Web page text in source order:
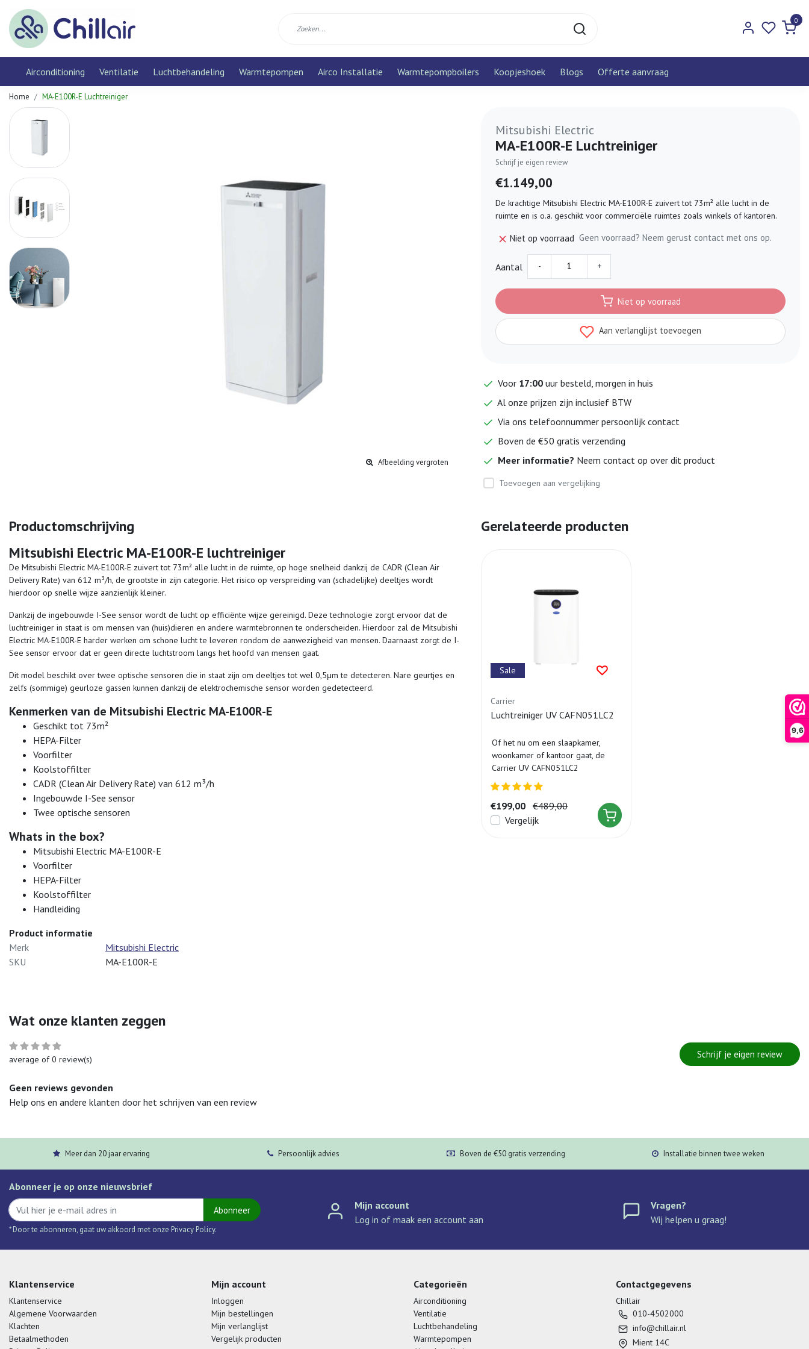
9,6
0
Airconditioning Ventilatie Luchtbehandeling Warmtepompen Airco Installatie Warmtepompboilers Koopjeshoek Blogs Offerte aanvraag
Home MA-E100R-E Luchtreiniger
Afbeelding vergroten
Mitsubishi Electric
MA-E100R-E Luchtreiniger
Schrijf je eigen review
€1.149,00
De krachtige Mitsubishi Electric MA-E100R-E zuivert tot 73m² alle lucht in de
ruimte en is o.a. geschikt voor commerciële ruimtes zoals winkels of kantoren.
Niet op voorraad Geen voorraad? Neem gerust contact met ons op.
Aantal - +
Niet op voorraad
Aan verlanglijst toevoegen
Voor 17:00 uur besteld, morgen in huis
Al onze prijzen zijn inclusief BTW
Via ons telefoonnummer persoonlijk contact
Boven de €50 gratis verzending
Meer informatie? Neem contact op over dit product
Toevoegen aan vergelijking
Productomschrijving
Mitsubishi Electric MA-E100R-E luchtreiniger
De Mitsubishi Electric MA-E100R-E zuivert tot 73m² alle lucht in de ruimte, op hoge snelheid dankzij de CADR (Clean Air
Delivery Rate) van 612 m³/h, de grootste in zijn categorie. Het risico op verspreiding van (schadelijke) deeltjes wordt
hierdoor op snelle wijze aanzienlijk kleiner.
Dankzij de ingebouwde I-See sensor wordt de lucht op efficiënte wijze gereinigd. Deze technologie zorgt ervoor dat de
luchtreiniger in staat is om mensen van (huis)dieren en andere warmtebronnen te onderscheiden. Hierdoor zal de Mitsubishi
Electric MA-E100R-E harder werken om schone lucht te leveren rondom de aanwezigheid van mensen. Daarnaast zorgt de I-
See sensor ervoor dat er geen directe luchtstroom langs het hoofd van mensen gaat.
Dit model beschikt over twee optische sensoren die in staat zijn om deeltjes tot wel 0,5μm te detecteren. Nare geurtjes en
zelfs (sommige) geurloze gassen kunnen dankzij de elektrochemische sensor worden gedetecteerd.
Kenmerken van de Mitsubishi Electric MA-E100R-E
Geschikt tot 73m²
HEPA-Filter
Voorfilter
Koolstoffilter
CADR (Clean Air Delivery Rate) van 612 m³/h
Ingebouwde I-See sensor
Twee optische sensoren
Whats in the box?
Mitsubishi Electric MA-E100R-E
Voorfilter
HEPA-Filter
Koolstoffilter
Handleiding
Product informatie
Merk
Mitsubishi Electric
SKU
MA-E100R-E
Gerelateerde producten
Sale
Carrier
Luchtreiniger UV CAFN051LC2
Of het nu om een slaapkamer,
woonkamer of kantoor gaat, de
Carrier UV CAFN051LC2
luchtreiniger zorgt in elke ruimte
tot ...
€199,00 €489,00
Vergelijk
Wat onze klanten zeggen
average of 0 review(s) Schrijf je eigen review
Geen reviews gevonden
Help ons en andere klanten door het schrijven van een review
Meer dan 20 jaar ervaring Persoonlijk advies Boven de €50 gratis verzending Installatie binnen twee weken
Abonneer je op onze nieuwsbrief
Abonneer
* Door te abonneren, gaat uw akkoord met onze Privacy Policy.
Mijn account
Log in of maak een account aan
Vragen?
Wij helpen u graag!
Klantenservice
Klantenservice
Algemene Voorwaarden
Klachten
Betaalmethoden
Mijn account
Inloggen
Mijn bestellingen
Mijn verlanglijst
Vergelijk producten
Categorieën
Airconditioning
Ventilatie
Luchtbehandeling
Warmtepompen
Contactgegevens
Chillair
010-4502000
info@chillair.nl
Mient 14C